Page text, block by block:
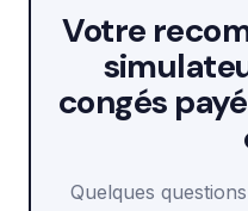
Votre
congés
Quelques